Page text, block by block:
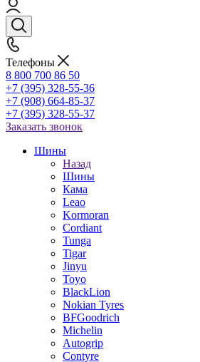
Телефоны
8 800 700 86 50
+7 (395) 328-55-36
+7 (908) 664-85-37
+7 (395) 328-55-37
Заказать звонок
Шины
Назад
Шины
Кама
Leao
Kormoran
Cordiant
Tunga
Tigar
Jinyu
Toyo
BlackLion
Nokian Tyres
BFGoodrich
Michelin
Autogrip
Contyre